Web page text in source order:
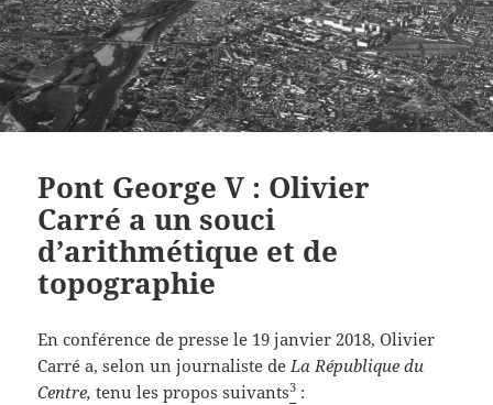
Pont George V : Olivier
Carré a un souci
d’arithmétique et de
topographie
En conférence de presse le 19 janvier 2018, Olivier
Carré a, selon un journaliste deLa République du
Centre, tenu les propos suivants3 :